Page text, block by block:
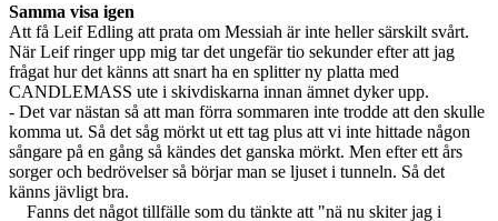
Samma visa igen
Att få Leif Edling att prata om Messiah är inte heller särskilt svårt.
När Leif ringer upp mig tar det ungefär tio sekunder efter att jag
frågat hur det känns att snart ha en splitter ny platta med
CANDLEMASS ute i skivdiskarna innan ämnet dyker upp.
- Det var nästan så att man förra sommaren inte trodde att den skulle
komma ut. Så det såg mörkt ut ett tag plus att vi inte hittade någon
sångare på en gång så kändes det ganska mörkt. Men efter ett års
sorger och bedrövelser så börjar man se ljuset i tunneln. Så det
känns jävligt bra.
Fanns det något tillfälle som du tänkte att "nä nu skiter jag i